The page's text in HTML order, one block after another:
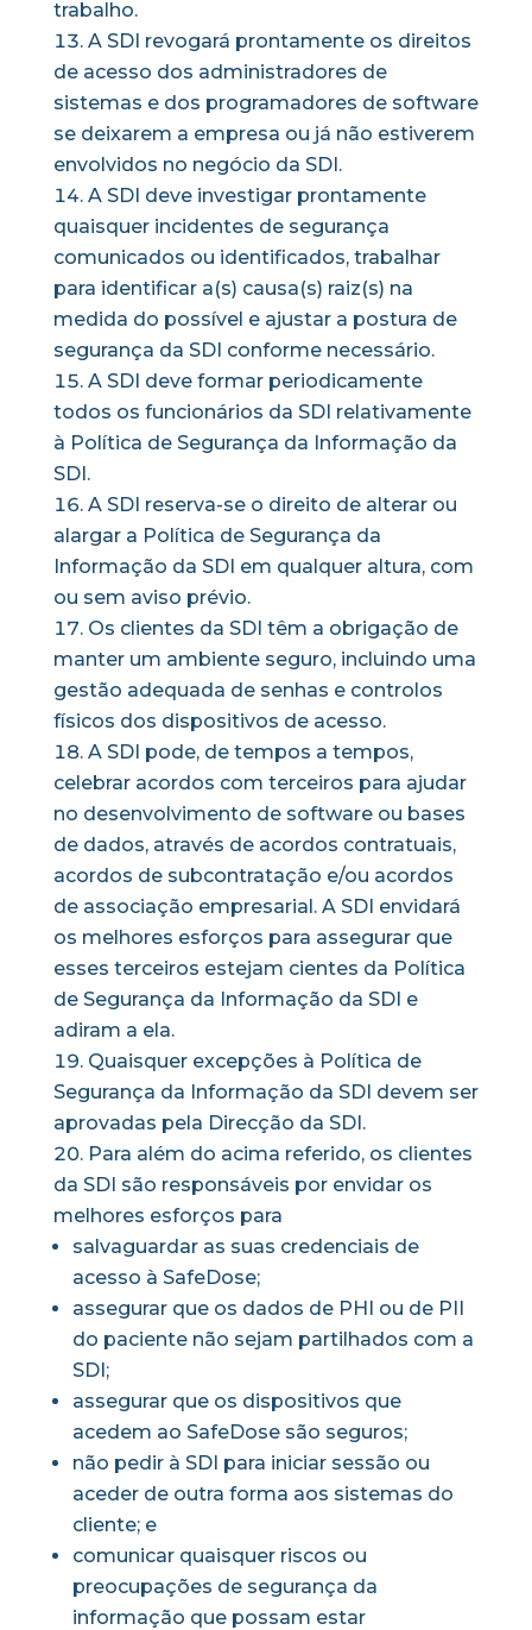
trabalho.
A SDI revogará prontamente os direitos
de acesso dos administradores de
sistemas e dos programadores de software
se deixarem a empresa ou já não estiverem
envolvidos no negócio da SDI.
A SDI deve investigar prontamente
quaisquer incidentes de segurança
comunicados ou identificados, trabalhar
para identificar a(s) causa(s) raiz(s) na
medida do possível e ajustar a postura de
segurança da SDI conforme necessário.
A SDI deve formar periodicamente
todos os funcionários da SDI relativamente
à Política de Segurança da Informação da
SDI.
A SDI reserva-se o direito de alterar ou
alargar a Política de Segurança da
Informação da SDI em qualquer altura, com
ou sem aviso prévio.
Os clientes da SDI têm a obrigação de
manter um ambiente seguro, incluindo uma
gestão adequada de senhas e controlos
físicos dos dispositivos de acesso.
A SDI pode, de tempos a tempos,
celebrar acordos com terceiros para ajudar
no desenvolvimento de software ou bases
de dados, através de acordos contratuais,
acordos de subcontratação e/ou acordos
de associação empresarial. A SDI envidará
os melhores esforços para assegurar que
esses terceiros estejam cientes da Política
de Segurança da Informação da SDI e
adiram a ela.
Quaisquer excepções à Política de
Segurança da Informação da SDI devem ser
aprovadas pela Direcção da SDI.
Para além do acima referido, os clientes
da SDI são responsáveis por envidar os
melhores esforços para
salvaguardar as suas credenciais de
acesso à SafeDose;
assegurar que os dados de PHI ou de PII
do paciente não sejam partilhados com a
SDI;
assegurar que os dispositivos que
acedem ao SafeDose são seguros;
não pedir à SDI para iniciar sessão ou
aceder de outra forma aos sistemas do
cliente; e
comunicar quaisquer riscos ou
preocupações de segurança da
informação que possam estar